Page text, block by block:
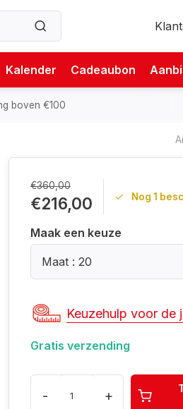
Kalender Cadeaubon
boven €100
€360,00
€216,00 Nog 1
Maak een keuze
Maat : 20
Keuzehulp voor de
Gratis verzending
- +